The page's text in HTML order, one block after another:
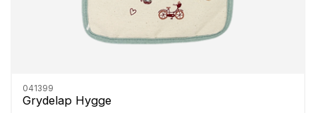
041399
Grydelap Hygge